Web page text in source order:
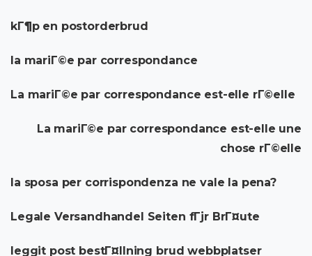
kГ¶p en postorderbrud
la mariГ©e par correspondance
La mariГ©e par correspondance est-elle rГ©elle
La mariГ©e par correspondance est-elle une
chose rГ©elle
la sposa per corrispondenza ne vale la pena?
Legale Versandhandel Seiten fГјr BrГ¤ute
leggit post bestГ¤llning brud webbplatser